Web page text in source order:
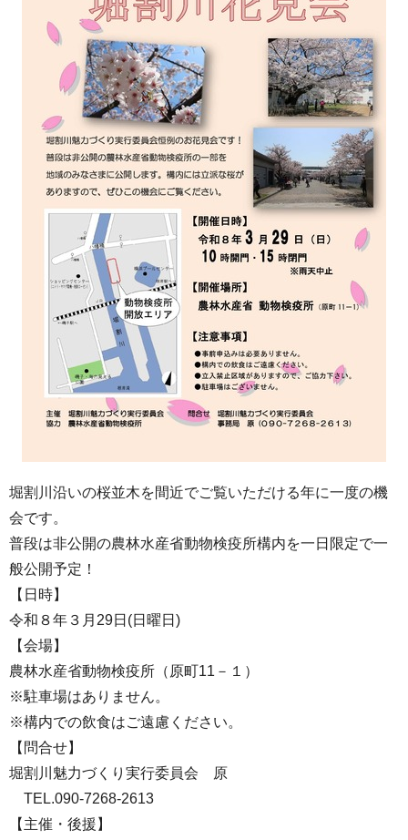
堀割川沿いの桜並木を間近でご覧いただける年に一度の機
会です。
普段は非公開の農林水産省動物検疫所構内を一日限定で一
般公開予定！
【日時】
令和８年３月29日(日曜日)
【会場】
農林水産省動物検疫所（原町11－１）
※駐車場はありません。
※構内での飲食はご遠慮ください。
【問合せ】
堀割川魅力づくり実行委員会 原
TEL.090-7268-2613
【主催・後援】